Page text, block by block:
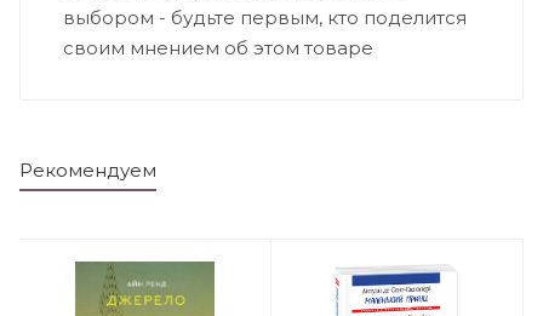
выбором - будьте первым, кто поделится
своим мнением об этом товаре
Рекомендуем